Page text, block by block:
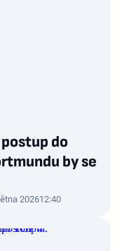
do
by se
202612:40